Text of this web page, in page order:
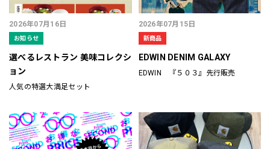
2026年07月16日
お知らせ
選べるレストラン 美味コレクシ
ョン
人気の特選大満足セット
2026年07月15日
新商品
EDWIN DENIM GALAXY
EDWIN 『５０３』先行販売